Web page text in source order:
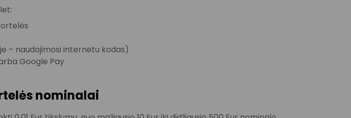
– naudojimosi internetu kodas)
Google Pay
nominalai